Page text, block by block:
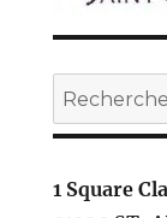
Recherche
pour :
1 Square